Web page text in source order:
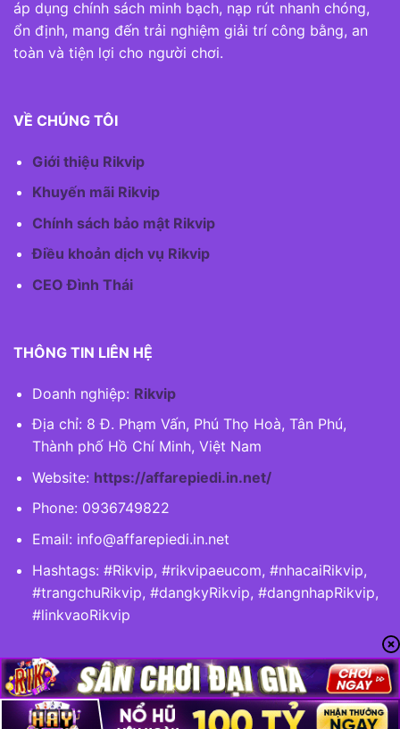
áp dụng chính sách minh bạch, nạp rút nhanh chóng,
ổn định, mang đến trải nghiệm giải trí công bằng, an
toàn và tiện lợi cho người chơi.
VỀ CHÚNG TÔI
Giới thiệu Rikvip
Khuyến mãi Rikvip
Chính sách bảo mật Rikvip
Điều khoản dịch vụ Rikvip
CEO Đình Thái
THÔNG TIN LIÊN HỆ
Doanh nghiệp: Rikvip
Địa chỉ: 8 Đ. Phạm Vấn, Phú Thọ Hoà, Tân Phú,
Thành phố Hồ Chí Minh, Việt Nam
Website: https://affarepiedi.in.net/
Phone: 0936749822
Email: info@affarepiedi.in.net
Hashtags: #Rikvip, #rikvipaeucom, #nhacaiRikvip,
#trangchuRikvip, #dangkyRikvip, #dangnhapRikvip,
#linkvaoRikvip
Copyright 2026 ©affarepiedi.in.net